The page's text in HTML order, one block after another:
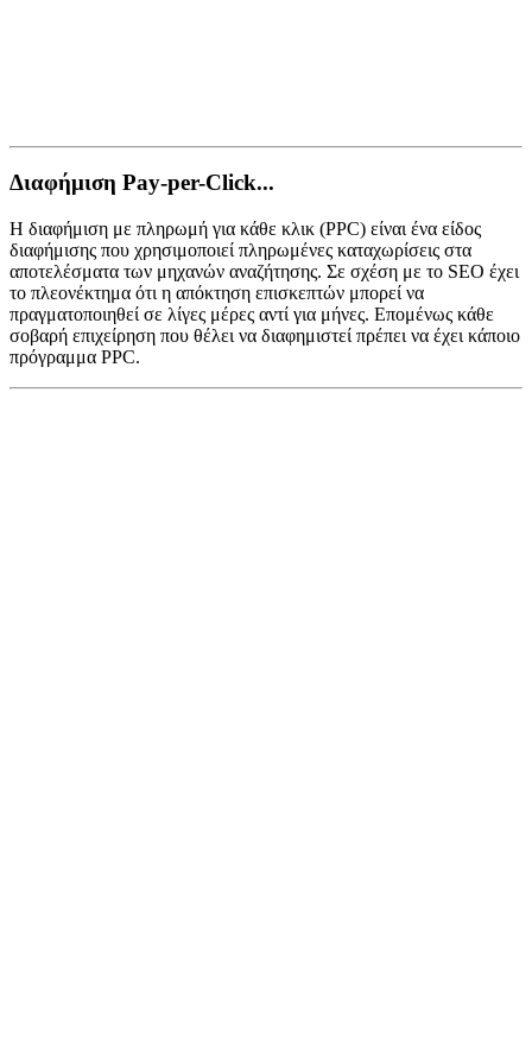
Διαφήμιση Pay-per-Click...
Η διαφήμιση με πληρωμή για κάθε κλικ (PPC) είναι ένα είδος
διαφήμισης που χρησιμοποιεί πληρωμένες καταχωρίσεις στα
αποτελέσματα των μηχανών αναζήτησης. Σε σχέση με το SEO έχει
το πλεονέκτημα ότι η απόκτηση επισκεπτών μπορεί να
πραγματοποιηθεί σε λίγες μέρες αντί για μήνες. Επομένως κάθε
σοβαρή επιχείρηση που θέλει να διαφημιστεί πρέπει να έχει κάποιο
πρόγραμμα PPC.